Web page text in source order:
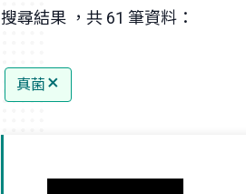
搜尋結果 ，共 61 筆資料：
真菌